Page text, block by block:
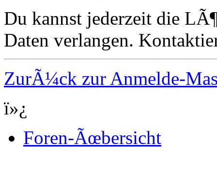
Du kannst jederzeit die
Daten verlangen.
ZurÃ¼ck zur Anmelde-
ï»¿
Foren-Ãœbersicht